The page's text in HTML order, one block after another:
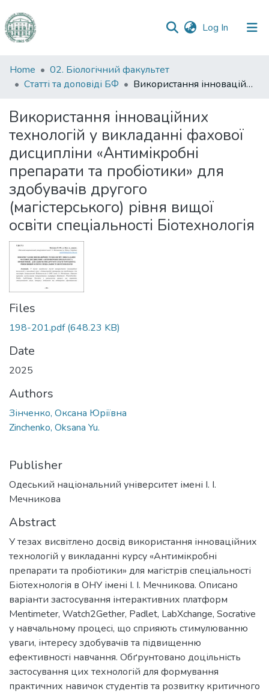
Log In (current)
Communities
&
All of DSpace
Statistics
Home
02. Біологічний факультет
Статті та доповіді БФ
Використання інноваційних технологій у викладанні фахової дисципліни «Антимікробні препарати та пробіотики» для здобувачів другого (магістерського) рівня вищої освіти спеціальності Біотехнологія
Використання інноваційних
технологій у викладанні фахової
дисципліни «Антимікробні
препарати та пробіотики» для
здобувачів другого
(магістерського) рівня вищої
освіти спеціальності Біотехнологія
Files
198-201.pdf(648.23 KB)
Date
2025
Authors
Зінченко, Оксана Юріївна
Zinchenko, Oksana Yu.
Publisher
Одеський національний університет імені І. І.
Мечникова
Abstract
У тезах висвітлено досвід використання інноваційних
технологій у викладанні курсу «Антимікробні
препарати та пробіотики» для магістрів спеціальності
Біотехнологія в ОНУ імені І. І. Мечникова. Описано
варіанти застосування інтерактивних платформ
Mentimeter, Watch2Gether, Padlet, LabXchange, Socrative
у навчальному процесі, що сприяють стимулюванню
уваги, інтересу здобувачів та підвищенню
ефективності навчання. Обґрунтовано доцільність
застосування цих технологій для формування
практичних навичок студентів та розвитку критичного